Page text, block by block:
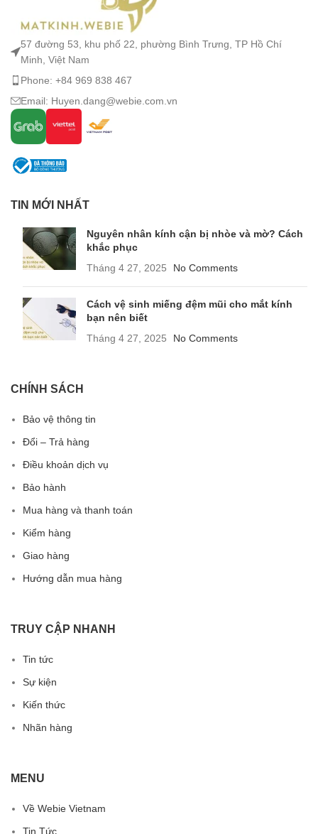
57 đường 53, khu phố 22, phường Bình Trưng, TP Hồ Chí
Minh, Việt Nam
Phone: +84 969 838 467
Email: Huyen.dang@webie.com.vn
TIN MỚI NHẤT
Nguyên nhân kính cận bị nhòe và mờ? Cách
khắc phục
Tháng 4 27, 2025
No Comments
Cách vệ sinh miếng đệm mũi cho mắt kính
bạn nên biết
Tháng 4 27, 2025
No Comments
CHÍNH SÁCH
Bảo vệ thông tin
Đổi – Trả hàng
Điều khoản dịch vụ
Bảo hành
Mua hàng và thanh toán
Kiểm hàng
Giao hàng
Hướng dẫn mua hàng
TRUY CẬP NHANH
Tin tức
Sự kiện
Kiến thức
Nhãn hàng
MENU
Về Webie Vietnam
Tin Tức